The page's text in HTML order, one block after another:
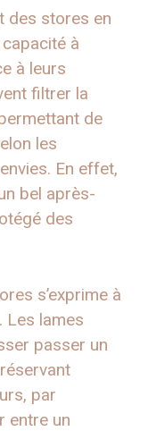
des stores en
à
à leurs
filtrer la
de
les
En effet,
bel après-
des
s’exprime à
Les lames
passer un
par
entre un